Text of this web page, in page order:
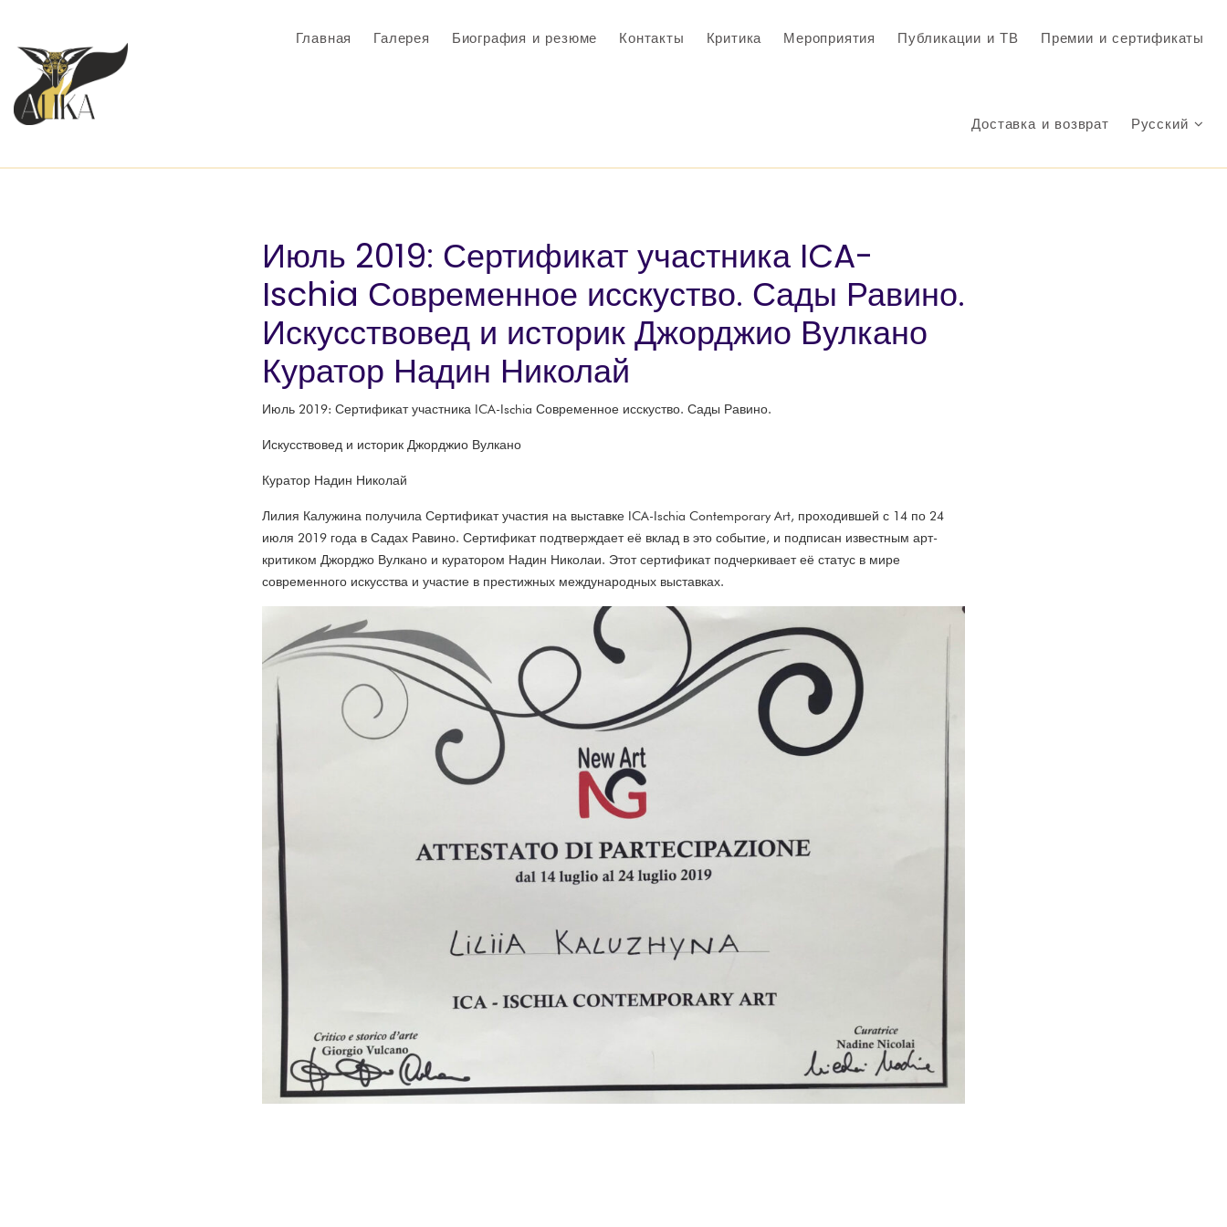
Главная Галерея Биография и резюме Контакты Критика Мероприятия Публикации и ТВ Премии и сертификаты
Доставка и возврат Русский
Июль 2019: Сертификат участника ICA-
Ischia Современное исскуство. Сады Равино.
Искусствовед и историк Джорджио Вулкано
Куратор Надин Николай
Июль 2019: Сертификат участника ICA-Ischia Современное исскуство. Сады Равино.
Искусствовед и историк Джорджио Вулкано
Куратор Надин Николай
Лилия Калужина получила Сертификат участия на выставке ICA-Ischia Contemporary Art, проходившей с 14 по 24
июля 2019 года в Садах Равино. Сертификат подтверждает её вклад в это событие, и подписан известным арт-
критиком Джорджо Вулкано и куратором Надин Николаи. Этот сертификат подчеркивает её статус в мире
современного искусства и участие в престижных международных выставках.